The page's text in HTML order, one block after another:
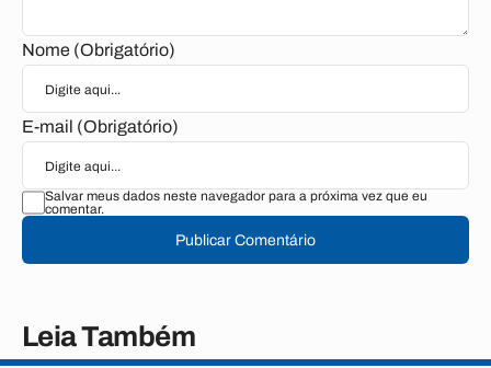
Nome (Obrigatório)
E-mail (Obrigatório)
Salvar meus dados neste navegador para a próxima vez que eu
comentar.
Publicar Comentário
Leia Também